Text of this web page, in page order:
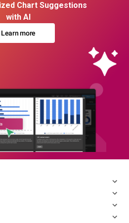
Chart Suggestions
with AI
Learn more